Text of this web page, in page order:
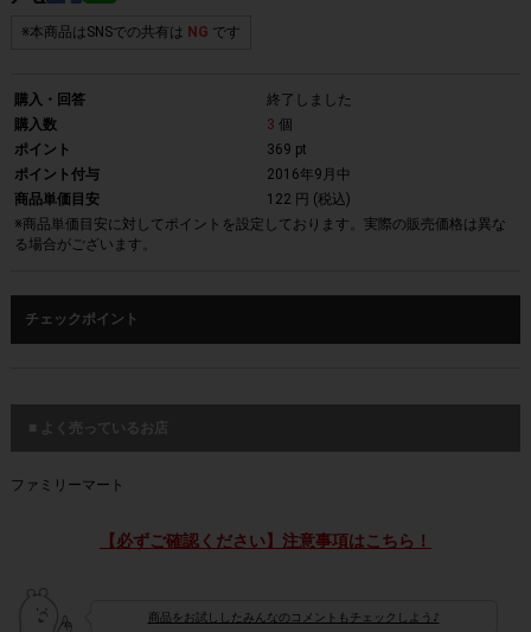
※本商品はSNSでの共有は NG です
購入・回答
終了しました
購入数
3 個
ポイント
369 pt
ポイント付与
2016年9月中
商品単価目安
122 円 (税込)
※商品単価目安に対してポイントを設定しております。実際の販売価格は異な
る場合がございます。
チェックポイント
■ よく売っているお店
ファミリーマート
【必ずご確認ください】注意事項はこちら！
商品をお試ししたみんなのコメントもチェックしよう♪